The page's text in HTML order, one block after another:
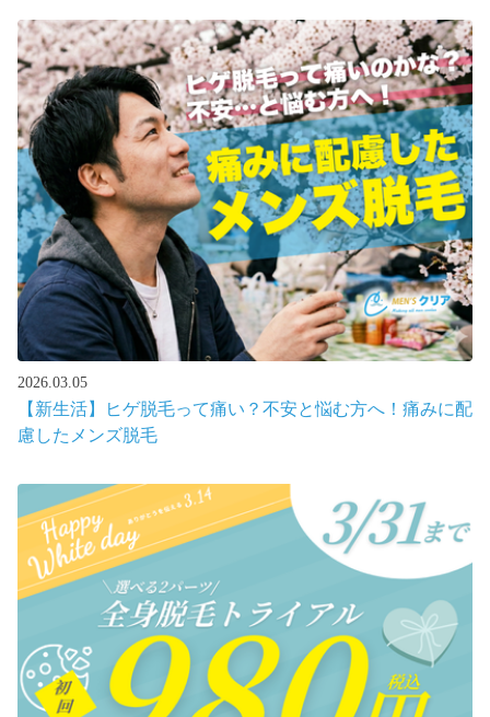
2026.03.05
【新生活】ヒゲ脱毛って痛い？不安と悩む方へ！痛みに配
慮したメンズ脱毛